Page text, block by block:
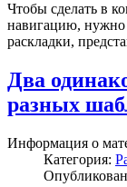
Чтобы сделать в
навигацию, нужно
раскладки,
Два
разных
Информация о
Категория: